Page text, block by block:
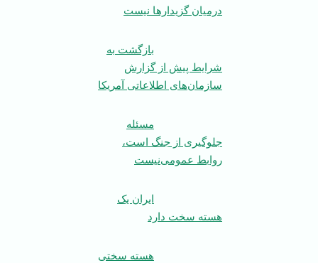
درمیان گزیدار‌ها نیست
بازگشت به
شرایط پیش از گزارش
سازمان‌های اطلاعاتی آمریکا
مسئله
جلوگیری از جنگ است،
روابط عمومی‌نیست
ایران یک
هسته سخت دارد
هسته سختی